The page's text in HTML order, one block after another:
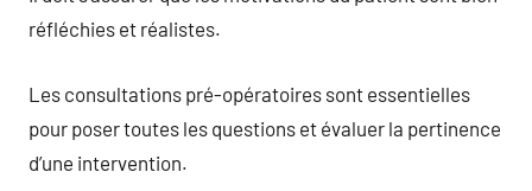
réfléchies et réalistes.
Les consultations pré-opératoires sont essentielles
pour poser toutes les questions et évaluer la pertinence
d’une intervention.